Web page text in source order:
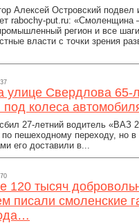
Алексей Островский подвел
rabochy-put.ru: «Смоленщина
регион и все
власти с точки зрения
улице Свердлова 65-
колеса
27-летний водитель «ВАЗ
пешеходному переходу, но в
его доставили в...
120 тысяч
писали смоленские